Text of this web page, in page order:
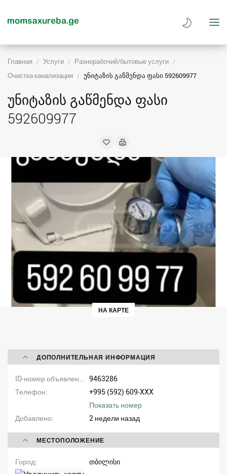
Главная Услуги
Разнорабочий/бытовые услуги
Очистка канализации
უნიტაზის გაწმენდა ფასი 592609977
უნიტაზის გაწმენდა ფასი
592609977
НА КАРТЕ
ДОПОЛНИТЕЛЬНАЯ ИНФОРМАЦИЯ
9463286
Телефон
+995 (592) 609-XXX
Показать номер
Добавлено
2 недели назад
МЕСТОПОЛОЖЕНИЕ
Город თბილისი